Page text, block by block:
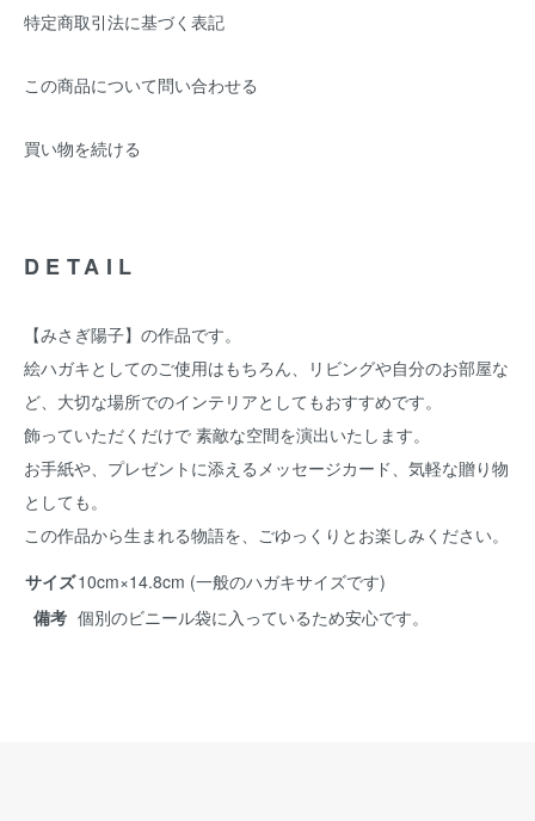
特定商取引法に基づく表記
この商品について問い合わせる
買い物を続ける
DETAIL
【みさぎ陽子】の作品です。
絵ハガキとしてのご使用はもちろん、リビングや自分のお部屋な
ど、大切な場所でのインテリアとしてもおすすめです。
飾っていただくだけで 素敵な空間を演出いたします。
お手紙や、プレゼントに添えるメッセージカード、気軽な贈り物
としても。
この作品から生まれる物語を、ごゆっくりとお楽しみください。
サイズ10cm×14.8cm (一般のハガキサイズです)
備考 個別のビニール袋に入っているため安心です。